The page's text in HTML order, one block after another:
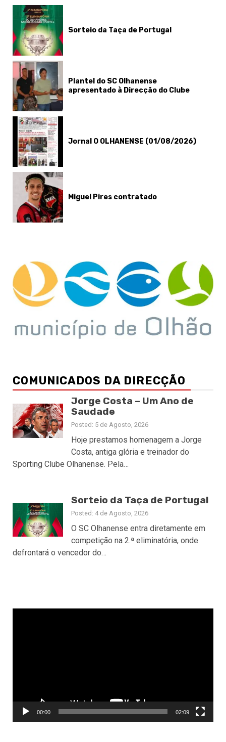
Sorteio da Taça de Portugal
Plantel do SC Olhanense
apresentado à Direcção do Clube
Jornal O OLHANENSE (01/08/2026)
Miguel Pires contratado
COMUNICADOS DA DIRECÇÃO
Jorge Costa – Um Ano de
Saudade
Posted: 5 de Agosto, 2026
Hoje prestamos homenagem a Jorge
Costa, antiga glória e treinador do
Sporting Clube Olhanense. Pela…
Sorteio da Taça de Portugal
Posted: 4 de Agosto, 2026
O SC Olhanense entra diretamente em
competição na 2.ª eliminatória, onde
defrontará o vencedor do…
00:00 02:09